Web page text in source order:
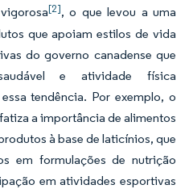
[2], o que levou a uma
que apoiam estilos de vida
do governo canadense que
e atividade física
tendência. Por exemplo, o
a importância de alimentos
à base de laticínios, que
em formulações de nutrição
em atividades esportivas